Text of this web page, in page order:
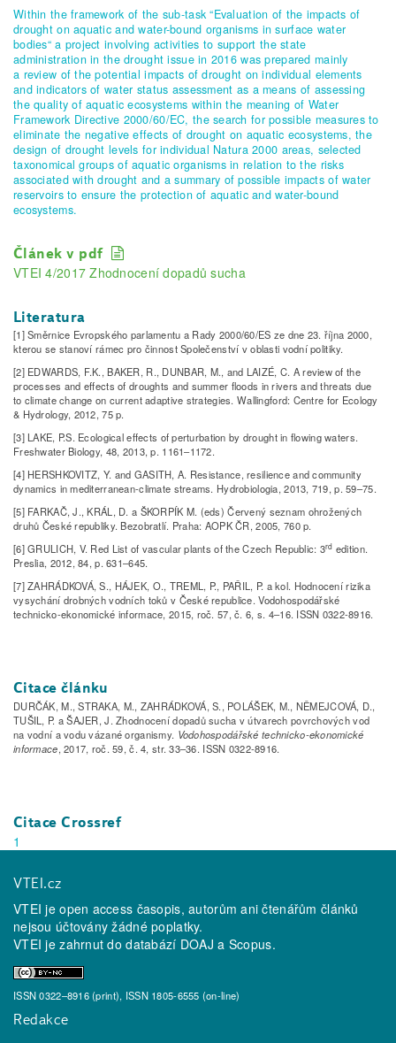
Within the framework of the sub-task “Evaluation of the impacts of
drought on aquatic and water-bound organisms in surface water
bodies“ a project involving activities to support the state
administration in the drought issue in 2016 was prepared mainly
a review of the potential impacts of drought on individual elements
and indicators of water status assessment as a means of assessing
the quality of aquatic ecosystems within the meaning of Water
Framework Directive 2000/60/EC, the search for possible measures to
eliminate the negative effects of drought on aquatic ecosystems, the
design of drought levels for individual Natura 2000 areas, selected
taxonomical groups of aquatic organisms in relation to the risks
associated with drought and a summary of possible impacts of water
reservoirs to ensure the protection of aquatic and water-bound
ecosystems.
Článek v pdf
VTEI 4/2017 Zhodnocení dopadů sucha
Literatura
[1] Směrnice Evropského parlamentu a Rady 2000/60/ES ze dne 23. října 2000,
kterou se stanoví rámec pro činnost Společenství v oblasti vodní politiky.
[2] EDWARDS, F.K., BAKER, R., DUNBAR, M., and LAIZÉ, C. A review of the
processes and effects of droughts and summer floods in rivers and threats due
to climate change on current adaptive strategies. Wallingford: Centre for Ecology
& Hydrology, 2012, 75 p.
[3] LAKE, P.S. Ecological effects of perturbation by drought in flowing waters.
Freshwater Biology, 48, 2013, p. 1161–1172.
[4] HERSHKOVITZ, Y. and GASITH, A. Resistance, resilience and community
dynamics in mediterranean-climate streams. Hydrobiologia, 2013, 719, p. 59–75.
[5] FARKAČ, J., KRÁL, D. a ŠKORPÍK M. (eds) Červený seznam ohrožených
druhů České republiky. Bezobratlí. Praha: AOPK ČR, 2005, 760 p.
[6] GRULICH, V. Red List of vascular plants of the Czech Republic: 3rd edition.
Preslia, 2012, 84, p. 631–645.
[7] ZAHRÁDKOVÁ, S., HÁJEK, O., TREML, P., PAŘIL, P. a kol. Hodnocení rizika
vysychání drobných vodních toků v České republice. Vodohospodářské
technicko-ekonomické informace, 2015, roč. 57, č. 6, s. 4–16. ISSN 0322-8916.
Citace článku
DURČÁK, M., STRAKA, M., ZAHRÁDKOVÁ, S., POLÁŠEK, M., NĚMEJCOVÁ, D.,
TUŠIL, P. a ŠAJER, J. Zhodnocení dopadů sucha v útvarech povrchových vod
na vodní a vodu vázané organismy. Vodohospodářské technicko-ekonomické
informace, 2017, roč. 59, č. 4, str. 33–36. ISSN 0322-8916.
Citace Crossref
1
VTEI.cz
VTEI je open access časopis, autorům ani čtenářům článků
nejsou účtovány žádné poplatky.
VTEI je zahrnut do databází DOAJ a Scopus.
ISSN 0322–8916 (print), ISSN 1805-6555 (on-line)
Redakce